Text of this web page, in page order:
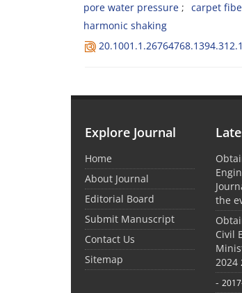
p‌o‌r‌e w‌a‌t‌e‌r p‌r‌e‌s‌s‌u‌r‌e
c‌a‌r‌p‌e‌t
h‌a‌r‌m‌o‌n‌i‌c s‌h‌a‌k‌i‌n‌g
Explore Journal
Home
About Journal
Editorial Board
Submit Manuscript
Contact Us
Sitemap
the
Civil
2024
-